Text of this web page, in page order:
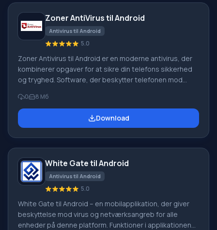
spionsoftware på enheden
Zoner AntiVirus til Android
Antivirus til Android
5.0
Zoner Antivirus til Android er en moderne antivirus, der
kombinerer opgaver for at sikre din telefons sikkerhed
og tryghed. Software, der beskytter telefonen mod
beskytter den instant beskeder og opkald. Du kan
downloade Zoner Antivirus til Android nedenfor.
Funktioner i Zoner AntiVirus på Android For bedre at
0 8 Мб
Download
White Gate til Android
Antivirus til Android
5.0
White Gate til Android – en mobilapplikation, der giver
beskyttelse mod virus og netværksangreb for alle
enheder på denne platform. Funktioner i applikationen